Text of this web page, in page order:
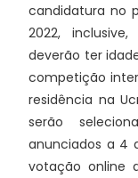
candidatura no
2022,
deverão ter
competição
residência na
serão
anunciados a 4
votação online